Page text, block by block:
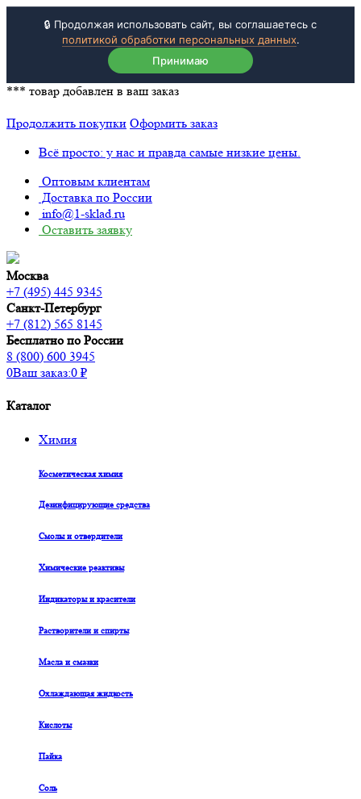
🔒 Продолжая использовать сайт, вы соглашаетесь с
политикой обработки персональных данных.
Принимаю
*** товар добавлен в ваш заказ
Продолжить покупки Оформить заказ
Всё просто: у нас и правда самые низкие цены.
Оптовым клиентам
Доставка по России
info@1-sklad.ru
Оставить заявку
Москва
+7 (495) 445 9345
Санкт-Петербург
+7 (812) 565 8145
Бесплатно по России
8 (800) 600 3945
0Ваш заказ:0 ₽
Каталог
Химия
Косметическая химия
Дезинфицирующие средства
Смолы и отвердители
Химические реактивы
Индикаторы и красители
Растворители и спирты
Масла и смазки
Охлаждающая жидкость
Кислоты
Пайка
Соль